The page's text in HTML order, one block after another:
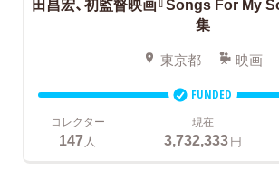
集
東京都 映画
FUNDED
コレクター
147 人
現在
3,732,333円